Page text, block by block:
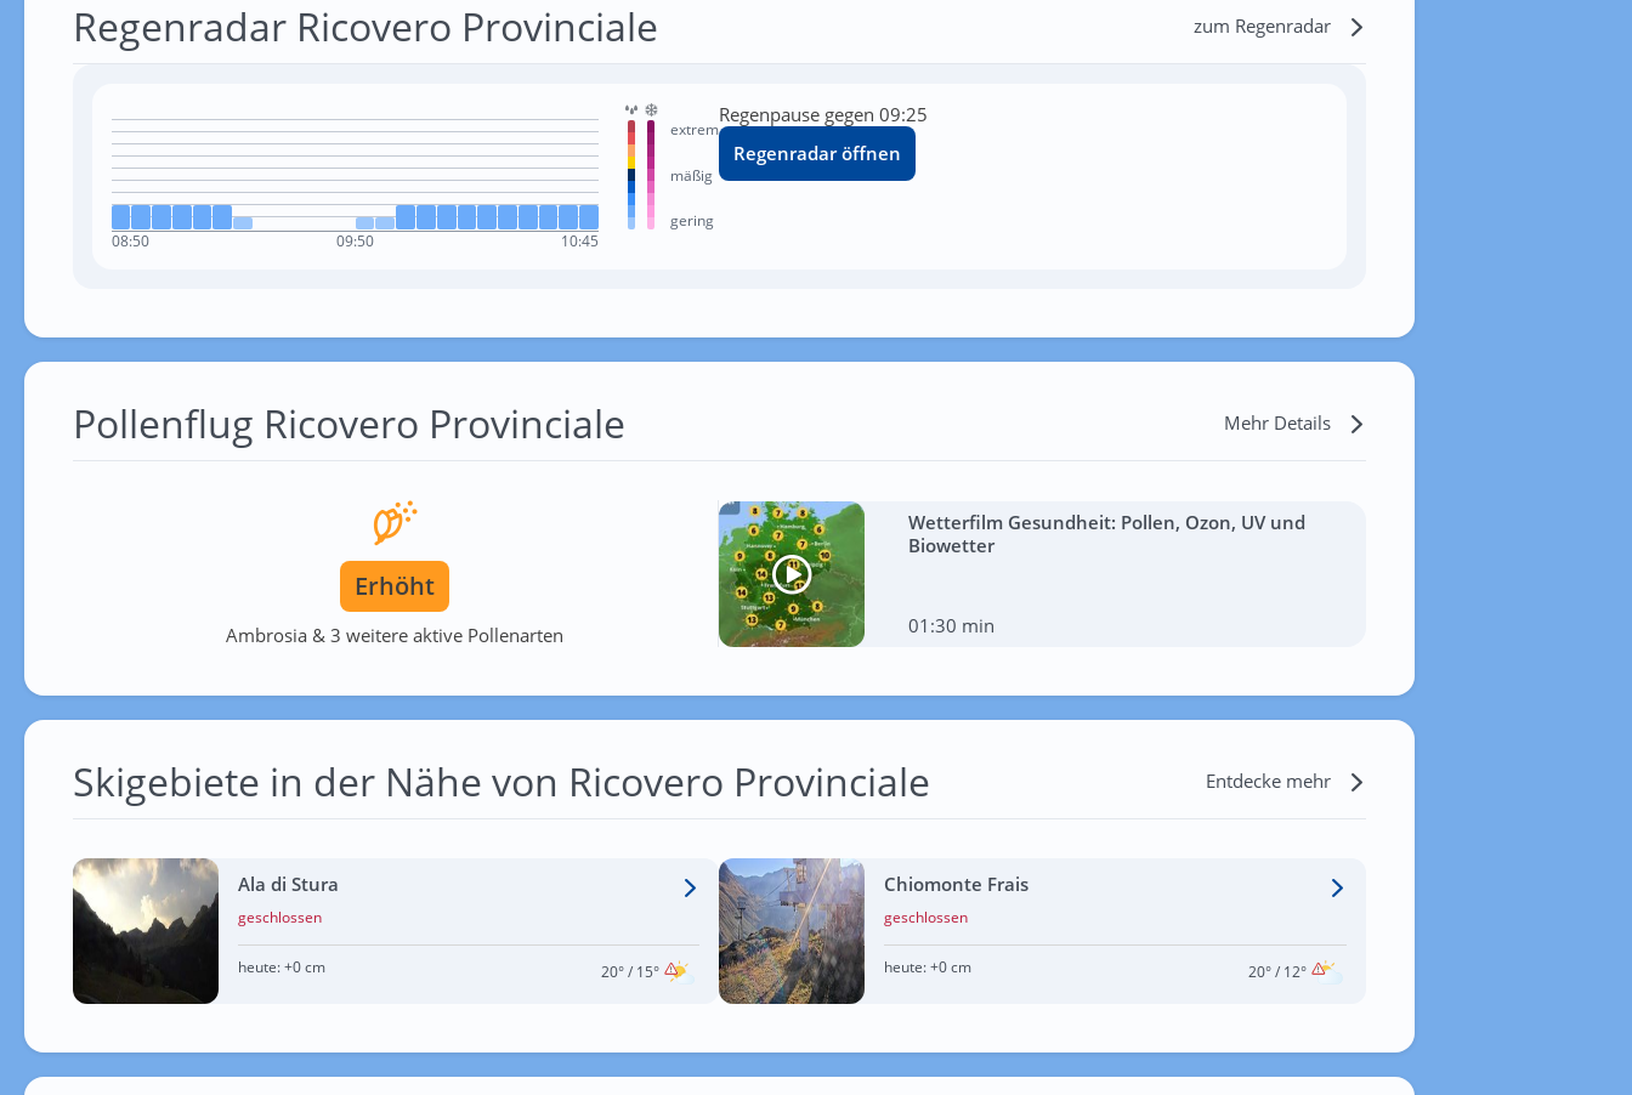
Regenradar Ricovero Provinciale zum Regenradar
08:50 09:50 10:45
extrem
mäßig
gering
Regenpause gegen 09:25
Regenradar öffnen
Pollenflug Ricovero Provinciale Mehr Details
Erhöht
Ambrosia & 3 weitere aktive Pollenarten
Wetterfilm Gesundheit: Pollen, Ozon, UV und
Biowetter
01:30 min
Skigebiete in der Nähe von Ricovero Provinciale Entdecke mehr
Ala di Stura
geschlossen
heute: +0 cm 20°/ 15°
Chiomonte Frais
geschlossen
heute:+0 cm 20° / 12°